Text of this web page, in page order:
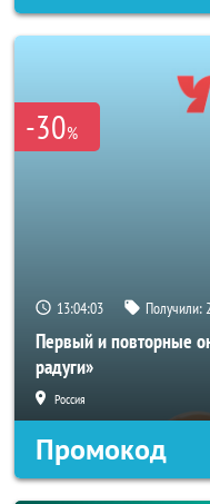
-30%
13:04:01 Получили:
Первый и повторные
радуги»
Россия
Промокод